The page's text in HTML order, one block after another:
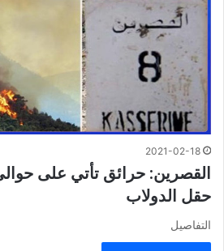
2021-02-18
حقل الدولاب
التفاصيل